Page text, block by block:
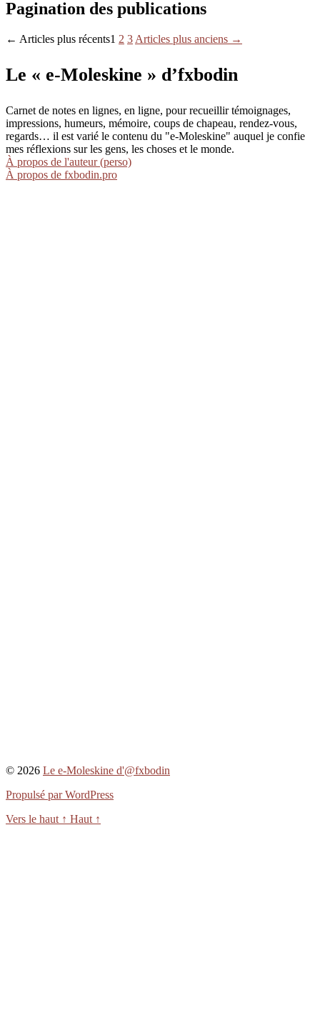
Pagination des publications
← Articles plus récents1 2 3 Articles plus anciens →
Le « e-Moleskine » d’fxbodin
Carnet de notes en lignes, en ligne, pour recueillir témoignages,
impressions, humeurs, mémoire, coups de chapeau, rendez-vous,
regards… il est varié le contenu du "e-Moleskine" auquel je confie
mes réflexions sur les gens, les choses et le monde.
À propos de l'auteur (perso)
À propos de fxbodin.pro
© 2026 Le e-Moleskine d'@fxbodin
Propulsé par WordPress
Vers le haut ↑ Haut ↑